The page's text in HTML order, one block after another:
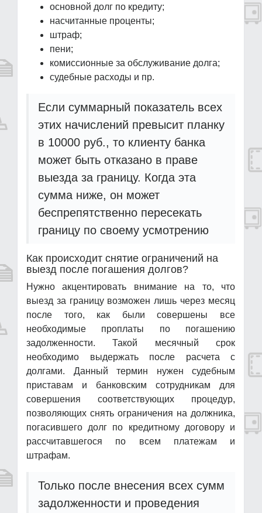
основной долг по кредиту;
насчитанные проценты;
штраф;
пени;
комиссионные за обслуживание долга;
судебные расходы и пр.
Если суммарный показатель всех
этих начислений превысит планку
в 10000 руб., то клиенту банка
может быть отказано в праве
выезда за границу. Когда эта
сумма ниже, он может
беспрепятственно пересекать
границу по своему усмотрению
Как происходит снятие ограничений на
выезд после погашения долгов?
Нужно акцентировать внимание на то, что
выезд за границу возможен лишь через месяц
после того, как были совершены все
необходимые проплаты по погашению
задолженности. Такой месячный срок
необходимо выдержать после расчета с
долгами. Данный термин нужен судебным
приставам и банковским сотрудникам для
совершения соответствующих процедур,
позволяющих снять ограничения на должника,
погасившего долг по кредитному договору и
рассчитавшегося по всем платежам и
штрафам.
Только после внесения всех сумм
задолженности и проведения